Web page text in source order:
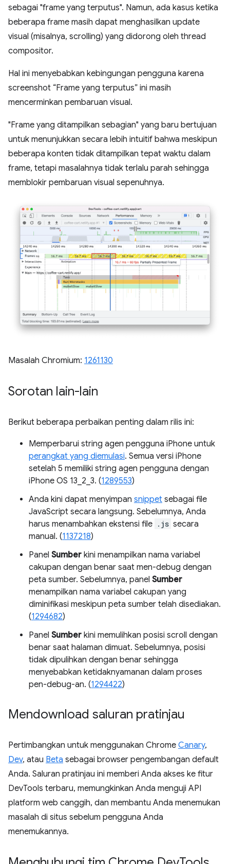
sebagai "frame yang terputus". Namun, ada kasus ketika
beberapa frame masih dapat menghasilkan update
visual (misalnya, scrolling) yang didorong oleh thread
compositor.
Hal ini menyebabkan kebingungan pengguna karena
screenshot “Frame yang terputus” ini masih
mencerminkan pembaruan visual.
"Frame yang ditampilkan sebagian" yang baru bertujuan
untuk menunjukkan secara lebih intuitif bahwa meskipun
beberapa konten tidak ditampilkan tepat waktu dalam
frame, tetapi masalahnya tidak terlalu parah sehingga
memblokir pembaruan visual sepenuhnya.
Masalah Chromium: 1261130
Sorotan lain-lain
Berikut beberapa perbaikan penting dalam rilis ini:
Memperbarui string agen pengguna iPhone untuk
perangkat yang diemulasi. Semua versi iPhone
setelah 5 memiliki string agen pengguna dengan
iPhone OS 13_2_3. (1289553)
Anda kini dapat menyimpan snippet sebagai file
JavaScript secara langsung. Sebelumnya, Anda
harus menambahkan ekstensi file .js secara
manual. (1137218)
Panel Sumber kini menampilkan nama variabel
cakupan dengan benar saat men-debug dengan
peta sumber. Sebelumnya, panel Sumber
menampilkan nama variabel cakupan yang
diminifikasi meskipun peta sumber telah disediakan.
(1294682)
Panel Sumber kini memulihkan posisi scroll dengan
benar saat halaman dimuat. Sebelumnya, posisi
tidak dipulihkan dengan benar sehingga
menyebabkan ketidaknyamanan dalam proses
pen-debug-an. (1294422)
Mendownload saluran pratinjau
Pertimbangkan untuk menggunakan Chrome Canary,
Dev, atau Beta sebagai browser pengembangan default
Anda. Saluran pratinjau ini memberi Anda akses ke fitur
DevTools terbaru, memungkinkan Anda menguji API
platform web canggih, dan membantu Anda menemukan
masalah di situs sebelum pengguna Anda
menemukannya.